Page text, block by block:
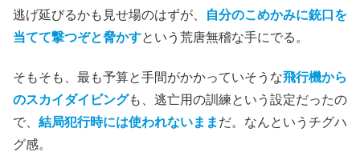
逃げ延びるかも見せ場のはずが、
自分のこめかみに銃口を
当てて撃つぞと脅かすという荒唐無稽な手にでる。
そもそも、最も予算と手間がかかっていそうな飛行機から
のスカイダイビングも、逃亡用の訓練という設定だったの
で、 結局犯行時には使われないまま だ。なんというチグハ
グ感。